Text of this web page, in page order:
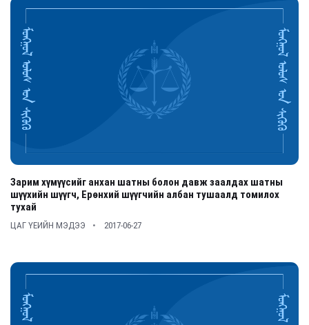
Зарим хүмүүсийг анхан шатны болон давж заалдах шатны
шүүхийн шүүгч, Ерөнхий шүүгчийн албан тушаалд томилох
тухай
ЦАГ ҮЕИЙН МЭДЭЭ 2017-06-27